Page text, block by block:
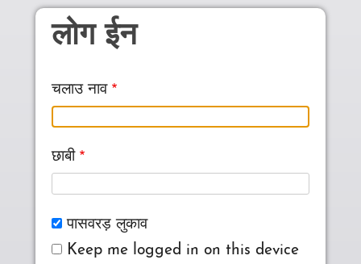
Skip to main content
लोग ईन
चलाउ नाव
छाबी
पासवरड़ लुकाव
Keep me logged in on this device